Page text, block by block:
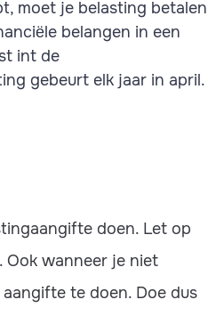
moet je belasting betalen
belangen in een
int de
gebeurt elk jaar in april.
doen. Let op
wanneer je niet
te doen. Doe dus